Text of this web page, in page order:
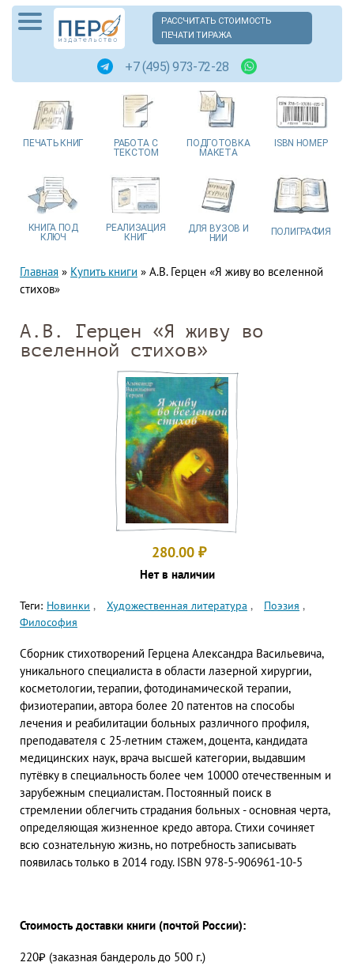
РАССЧИТАТЬ СТОИМОСТЬ
ПЕЧАТИ ТИРАЖА
+7 (495) 973-72-28
ПЕЧАТЬ КНИГ РАБОТА С
ТЕКСТОМ
ПОДГОТОВКА
МАКЕТА
ISBN НОМЕР
КНИГА ПОД
КЛЮЧ
РЕАЛИЗАЦИЯ
КНИГ
ДЛЯ ВУЗОВ И
НИИ
ПОЛИГРАФИЯ
Главная » Купить книги » А.В. Герцен «Я живу во вселенной
стихов»
А.В. Герцен «Я живу во
вселенной стихов»
280.00 ₽
Нет в наличии
Теги: Новинки Художественная литература
Поэзия
Философия
Сборник стихотворений Герцена Александра Васильевича,
уникального специалиста в области лазерной хирургии,
косметологии, терапии, фотодинамической терапии,
физиотерапии, автора более 20 патентов на способы
лечения и реабилитации больных различного профиля,
преподавателя с 25-летним стажем, доцента, кандидата
медицинских наук, врача высшей категории, выдавшим
путёвку в специальность более чем 10000 отечественным и
зарубежным специалистам. Постоянный поиск в
стремлении облегчить страдания больных - основная черта,
определяющая жизненное кредо автора. Стихи сочиняет
всю сознательную жизнь, но потребность записывать
появилась только в 2014 году. ISBN 978-5-906961-10-5
Стоимость доставки книги (почтой России):
220₽ (заказная бандероль до 500 г.)